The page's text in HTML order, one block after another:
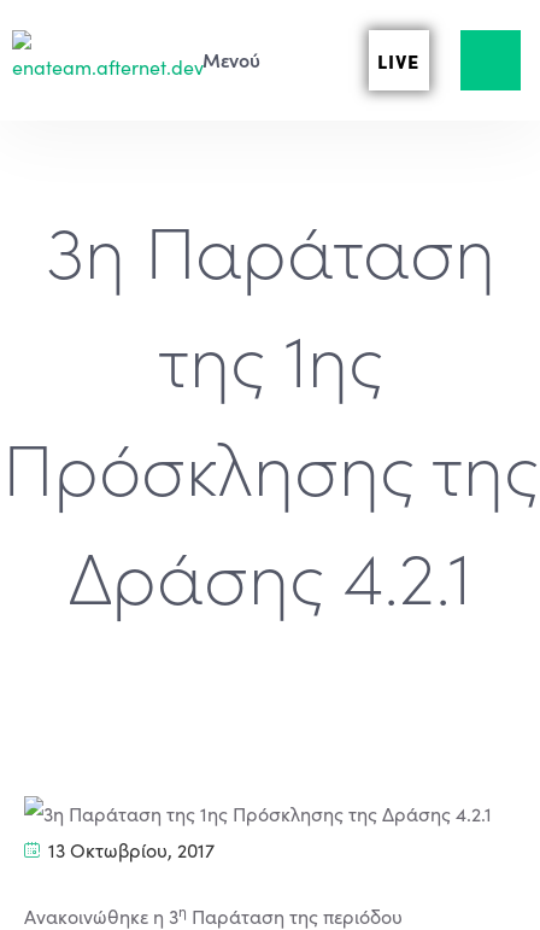
LIVE
3η Παράταση
της 1ης
Πρόσκλησης της
Δράσης 4.2.1
13 Οκτωβρίου, 2017
Ανακοινώθηκε η 3η Παράταση της περιόδου